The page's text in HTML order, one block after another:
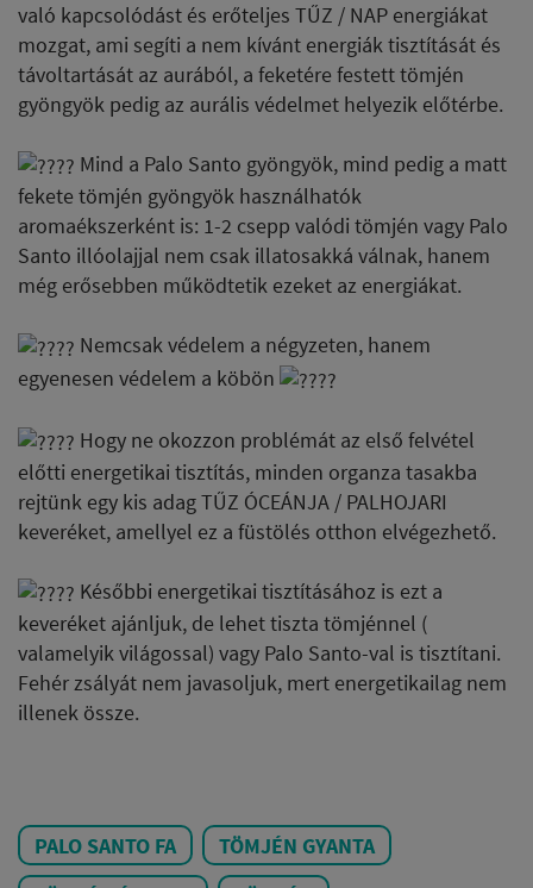
való kapcsolódást és erőteljes TŰZ / NAP energiákat
mozgat, ami segíti a nem kívánt energiák tisztítását és
távoltartását az aurából, a feketére festett tömjén
gyöngyök pedig az aurális védelmet helyezik előtérbe.
Mind a Palo Santo gyöngyök, mind pedig a matt
fekete tömjén gyöngyök használhatók
aromaékszerként is: 1-2 csepp valódi tömjén vagy Palo
Santo illóolajjal nem csak illatosakká válnak, hanem
még erősebben működtetik ezeket az energiákat.
Nemcsak védelem a négyzeten, hanem
egyenesen védelem a köbön
Hogy ne okozzon problémát az első felvétel
előtti energetikai tisztítás, minden organza tasakba
rejtünk egy kis adag TŰZ ÓCEÁNJA / PALHOJARI
keveréket, amellyel ez a füstölés otthon elvégezhető.
Későbbi energetikai tisztításához is ezt a
keveréket ajánljuk, de lehet tiszta tömjénnel (
valamelyik világossal) vagy Palo Santo-val is tisztítani.
Fehér zsályát nem javasoljuk, mert energetikailag nem
illenek össze.
PALO SANTO FA
TÖMJÉN GYANTA